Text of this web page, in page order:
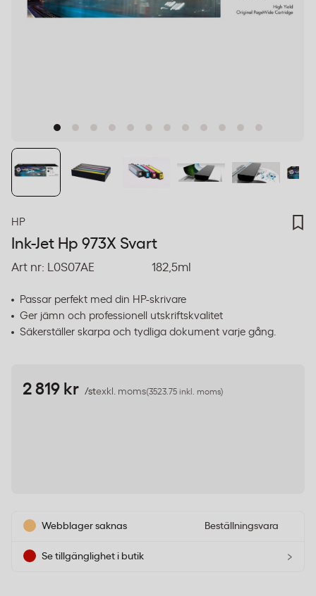
HP
Ink-Jet Hp 973X Svart
Art nr: L0S07AE 182,5ml
Passar perfekt med din HP-skrivare
Ger jämn och professionell utskriftskvalitet
Säkerställer skarpa och tydliga dokument varje gång.
2 819 kr /stexkl. moms(3523.75 inkl. moms)
Webblager saknas Beställningsvara
Se tillgänglighet i butik ›